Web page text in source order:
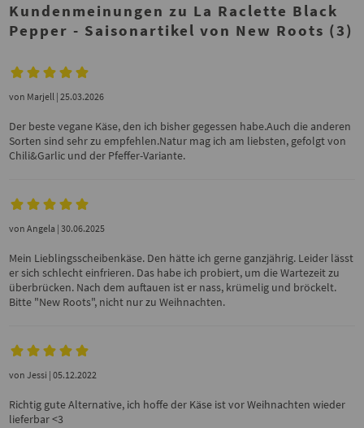
Kundenmeinungen zu La Raclette Black
Pepper - Saisonartikel von New Roots (3)
von Marjell | 25.03.2026
Der beste vegane Käse, den ich bisher gegessen habe.Auch die anderen
Sorten sind sehr zu empfehlen.Natur mag ich am liebsten, gefolgt von
Chili&Garlic und der Pfeffer-Variante.
vonAngela | 30.06.2025
Mein Lieblingsscheibenkäse. Den hätte ich gerne ganzjährig. Leider lässt
er sich schlecht einfrieren. Das habe ich probiert, um die Wartezeit zu
überbrücken. Nach dem auftauen ist er nass, krümelig und bröckelt.
Bitte "New Roots", nicht nur zu Weihnachten.
vonJessi | 05.12.2022
Richtig gute Alternative, ich hoffe der Käse ist vor Weihnachten wieder
lieferbar <3